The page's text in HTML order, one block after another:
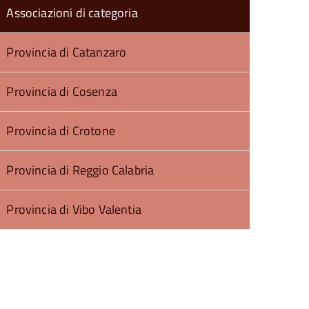
Associazioni di categoria
Provincia di Catanzaro
Provincia di Cosenza
Provincia di Crotone
Provincia di Reggio Calabria
Provincia di Vibo Valentia